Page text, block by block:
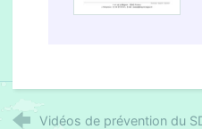
Vidéos de prévention du